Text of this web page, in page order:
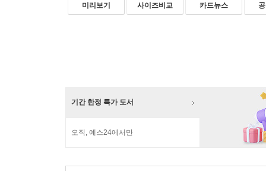
미리보기 사이즈비교 카드뉴스
기간 한정 특가 도서
오직, 예스24에서만